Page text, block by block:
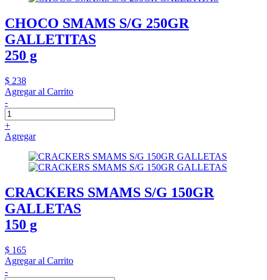
CHOCO SMAMS S/G 250GR
GALLETITAS
250 g
$ 238
Agregar al Carrito
-
+
Agregar
CRACKERS SMAMS S/G 150GR
GALLETAS
150 g
$ 165
Agregar al Carrito
-